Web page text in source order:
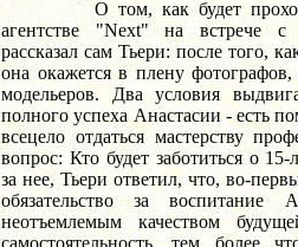
О том, как будет
агентстве "Next" на встрече с
рассказал сам Тьери: после того,
она окажется в плену
модельеров. Два условия
полного успеха Анастасии - есть
всецело отдаться мастерству
вопрос: Кто будет заботиться о
за нее, Тьери ответил, что, во-
обязательство за воспитание
неотъемлемым качеством
самостоятельность, тем более